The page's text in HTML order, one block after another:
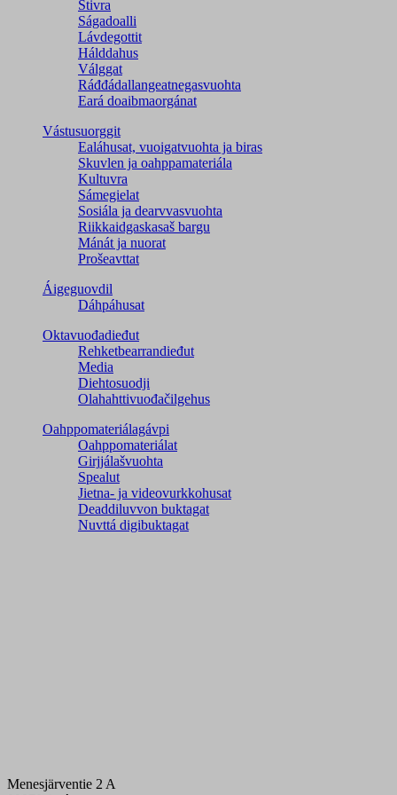
Stivra
Ságadoalli
Lávdegottit
Hálddahus
Válggat
Ráđđádallangeatnegas­vuohta
Eará doaibmaorgánat
Vástusuorggit
Ealáhusat, vuoigatvuohta ja biras
Skuvlen ja oahppamateriála
Kultuvra
Sámegielat
Sosiála ja dearvvasvuohta
Riikkaidgaskasaš bargu
Mánát ja nuorat
Prošeavttat
Áigeguovdil
Dáhpáhusat
Oktavuođadieđut
Rehketbearrandieđut
Media
Diehtosuodji
Olahahttivuođačilgehus
Oahppomateriálagávpi
Oahppomateriálat
Girjjálašvuohta
Spealut
Jietna- ja videovurkkohusat
Deaddiluvvon buktagat
Nuvttá digibuktagat
Menesjärventie 2 A